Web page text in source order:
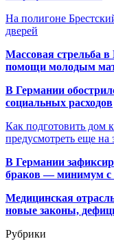
На полигоне
дверей
Массовая стрельба
помощи молодым
В Германии
социальных расходов
Как подготовить дом
предусмотреть еще на
В Германии
браков — минимум с
Медицинская
новые законы,
Рубрики